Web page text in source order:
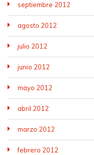
septiembre 2012
agosto 2012
julio 2012
junio 2012
mayo 2012
abril 2012
marzo 2012
febrero 2012